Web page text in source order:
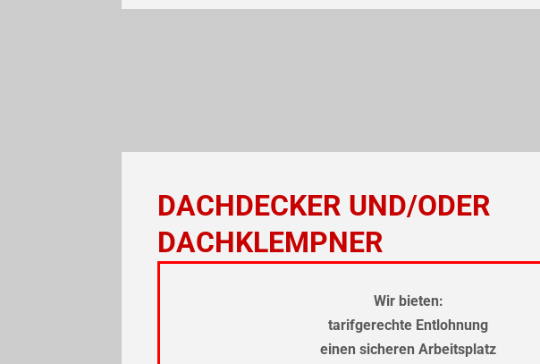
DACHDECKER UND/ODER
DACHKLEMPNER
Wir bieten:
tarifgerechte Entlohnung
einen sicheren Arbeitsplatz